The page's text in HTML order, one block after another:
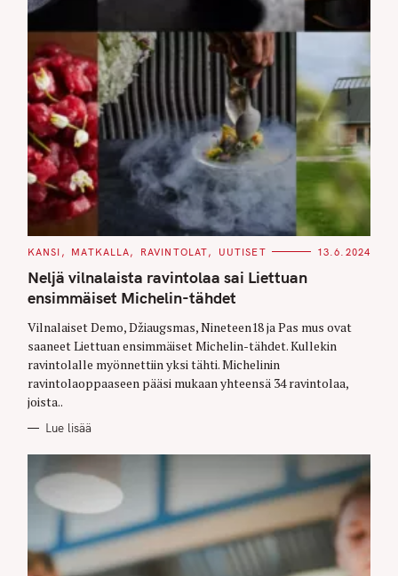
C
T
E
G
O
I
E
S
KANSI MATKALLA RAVINTOLAT UUTISET 13.6.2024
Neljä vilnalaista ravintolaa sai Liettuan
ensimmäiset Michelin-tähdet
Vilnalaiset Demo, Džiaugsmas, Nineteen18 ja Pas mus ovat
saaneet Liettuan ensimmäiset Michelin-tähdet. Kullekin
ravintolalle myönnettiin yksi tähti. Michelinin
ravintolaoppaaseen pääsi mukaan yhteensä 34 ravintolaa,
joista..
Lue lisää